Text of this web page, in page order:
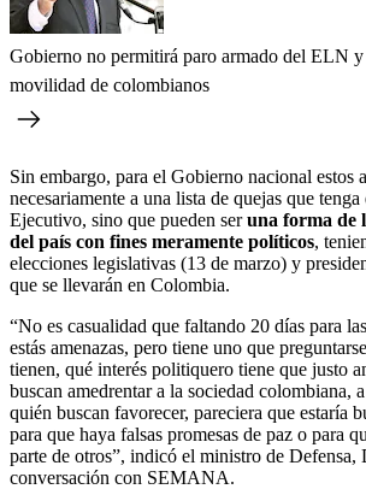
Gobierno no permitirá paro armado del ELN y
movilidad de colombianos
Sin embargo, para el Gobierno nacional estos
necesariamente a una lista de quejas que
Ejecutivo, sino que pueden seruna forma de
del país con fines meramente políticos,
elecciones legislativas (13 de marzo) y
que se llevarán en Colombia.
“No es casualidad que faltando 20 días para
estás amenazas, pero tiene uno que
tienen, qué interés politiquero tiene que justo
buscan amedrentar a la sociedad colombiana,
quién buscan favorecer, pareciera que estaría
para que haya falsas promesas de paz o para
parte de otros”, indicó el ministro de Defensa,
conversación con SEMANA.